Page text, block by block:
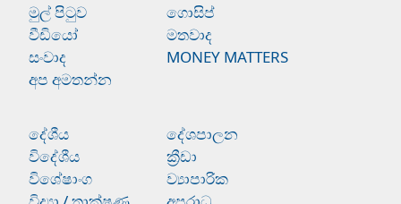
මුල් පිටුව
ගොසිප්
වීඩියෝ
මතවාද
සංවාද
MONEY MATTERS
අප අමතන්න
දේශීය
දේශපාලන
විදේශීය
ක්‍රීඩා
විශේෂාංග
ව්‍යාපාරික